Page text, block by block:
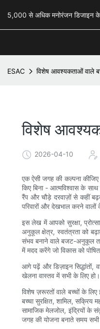
5,000 से अधिक मनोरंजन डिजाइन
ESAC विशेष आवश्यकताओं वाले
विशेष
2026-04-10
एक ऐसी जगह की कल्पना
किए बिना - आत्मविश्वास के
रैंप और चौड़े दरवाज़ों से कहीं
परिवारों और देखभाल करने
इस लेख में आपको सुरक्षा,
अनुकूल क्षेत्र, स्वतंत्रता को
संभव बनाने वाले बजट-अनुकूल
में मदद करेंगे जो विकास को
आगे पढ़ें और डिज़ाइन सिद्धांतों,
खेलना वास्तव में सभी के लिए हो।
विशेष ज़रूरतों वाले बच्चों के
बच्चा सुरक्षित, शामिल, सक्रिय
सामाजिक मेलजोल, इंद्रियों के
जगह की योजना बनाते समय